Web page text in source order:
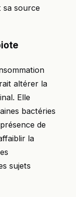
sa source
altérer la
Elle
bactéries
de
la
sujets